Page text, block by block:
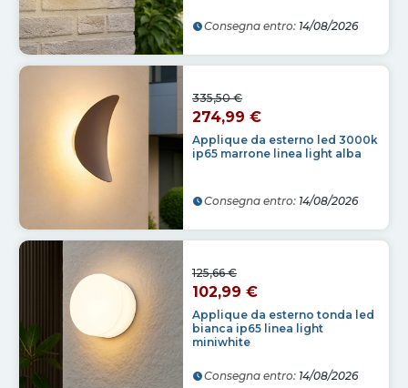
Consegna entro: 14/08/2026
Applique da esterno led 3000k
ip65 marrone linea light alba
335,50 €
274,99 €
Consegna entro: 14/08/2026
Applique da esterno tonda led
bianca ip65 linea light
miniwhite
125,66 €
102,99 €
Consegna entro: 14/08/2026